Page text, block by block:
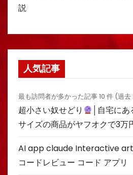
説
人気記事
最も訪問者が多かった記事 10 件 (過
超小さい奴せどり
│自宅に
サイズの商品がヤフオクで3万
AI app claude Interactive
コードレビュー コード アプリ